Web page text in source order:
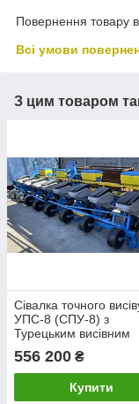
Повернення товару
Всі умови
З цим товаром
Сівалка точного
УПС-8 (СПУ-8) з
Турецьким висівним
апаратом
556 200 ₴
Купити